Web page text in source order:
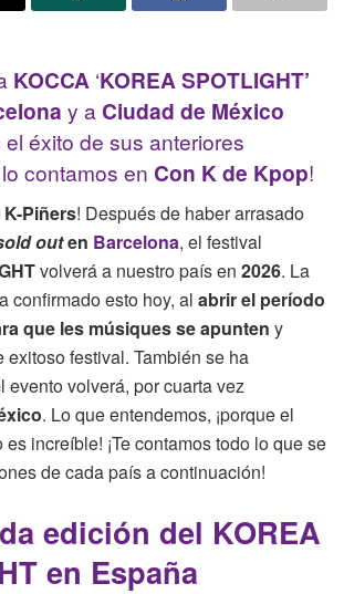
KOCCA ‘KOREA SPOTLIGHT’
y a Ciudad de México
el éxito de sus anteriores
contamos en Con K de Kpop!
K-Piñers! Después de haber arrasado
outen Barcelona, el festival
volverá a nuestro país en 2026. La
confirmado esto hoy, al abrir el período
que les músiques se apunten y
exitoso festival. También se ha
evento volverá, por cuarta vez
. Lo que entendemos, ¡porque el
increíble! ¡Te contamos todo lo que se
de cada país a continuación!
edición del KOREA
en España